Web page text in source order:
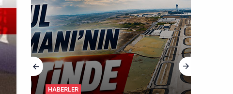
HABERLER